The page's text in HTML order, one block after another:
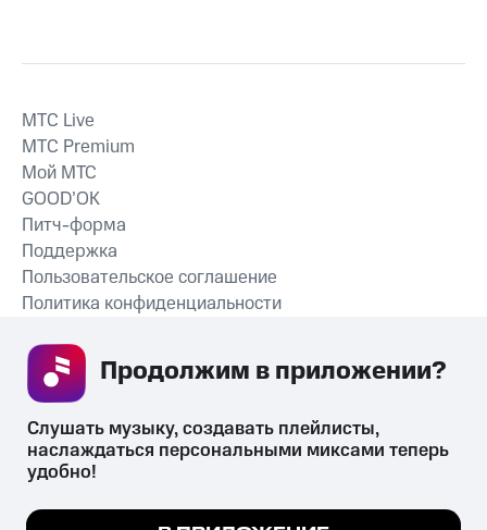
СКАЧАТЬ ПРИЛОЖЕНИЕ
MTС Live
MTС Premium
Мой МТС
GOOD’OK
Питч-форма
Поддержка
Пользовательское соглашение
Политика конфиденциальности
психотропных веществ, их аналогов причиняет вред здоровью,
Мы используем куки, чтобы на сайте все
Слушать музыку, создавать плейлисты,
наслаждаться персональными миксами теперь
удобно!